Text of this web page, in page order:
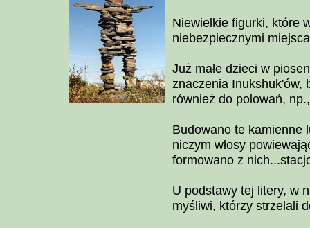
Niewielkie figurki, które
niebezpiecznymi
Już małe dzieci w
znaczenia Inukshuk'ów,
również do polowań,
Budowano te kamienne
niczym włosy
formowano z
U podstawy tej litery, w
myśliwi, którzy strzelali